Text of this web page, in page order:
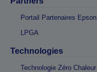
Portail Partenaires Epson
LPGA
Technologies
Technologie Zéro Chaleur